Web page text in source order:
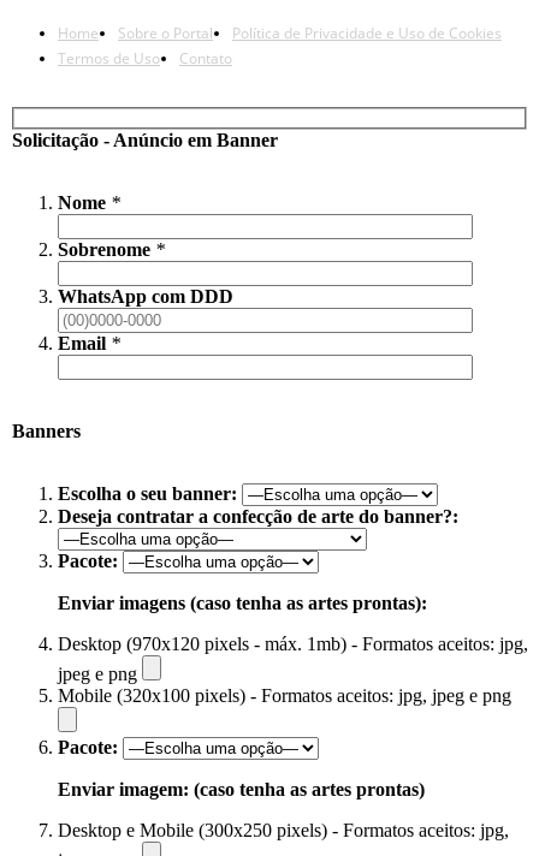
Home Sobre o Portal
Política de Privacidade e Uso de Cookies
Termos de Uso
Contato
Solicitação - Anúncio em Banner
Nome *
Sobrenome *
WhatsApp com DDD
Email *
Banners
Escolha o seu banner:
Deseja contratar a confecção de arte do banner?:
Pacote:
Enviar imagens (caso tenha as artes prontas):
Desktop (970x120 pixels - máx. 1mb) - Formatos aceitos: jpg,
jpeg e png
Mobile (320x100 pixels) - Formatos aceitos: jpg, jpeg e png
Pacote:
Enviar imagem: (caso tenha as artes prontas)
Desktop e Mobile (300x250 pixels) - Formatos aceitos: jpg,